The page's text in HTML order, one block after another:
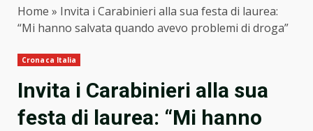
Home » Invita i Carabinieri alla sua festa di laurea:
“Mi hanno salvata quando avevo problemi di droga”
Cronaca Italia
Invita i Carabinieri alla sua
festa di laurea: “Mi hanno